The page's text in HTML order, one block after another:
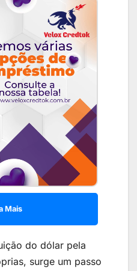
Mais
do dólar pela
surge um passo